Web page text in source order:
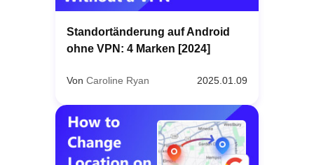
Standortänderung auf Android
ohne VPN: 4 Marken [2024]
Von Caroline Ryan 2025.01.09